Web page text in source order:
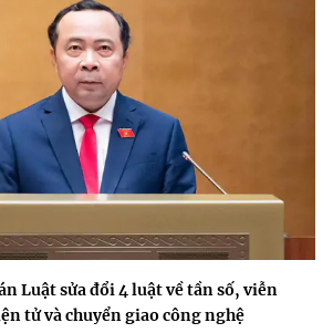
Luật sửa đổi 4 luật về tần số, viễn
tử và chuyển giao công nghệ